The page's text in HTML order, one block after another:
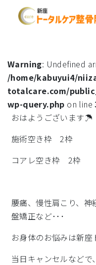
Warning: Undefined
/home/kabuyui4/
totalcare.com/
wp-query.php on line
おはようございます☂
施術空き枠 2枠
コアレ空き枠 2枠
腰痛、慢性肩こり、神
盤矯正など･･･
お身体のお悩みは新座
当日キャンセルなど